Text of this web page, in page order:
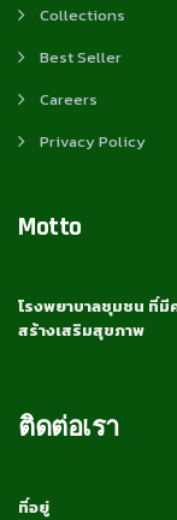
Collections
Best Seller
Careers
Privacy Policy
Motto
โรงพยาบาลชุมชน ที่มี
สร้างเสริมสุขภาพ
ติดต่อเรา
ที่อยู่